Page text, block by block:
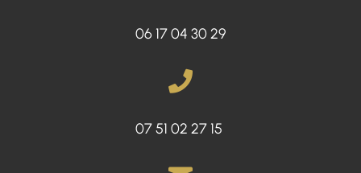
061704 3029

07 51 02 27 15